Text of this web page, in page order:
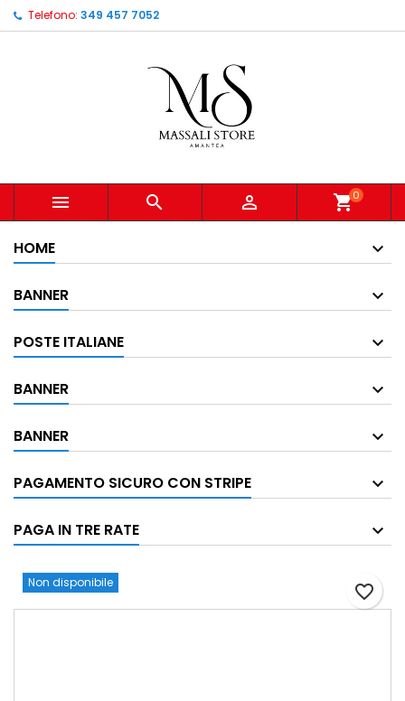
Telefono: 349 457 7052
   shopping_cart0
HOME
BANNER
POSTE ITALIANE
BANNER
BANNER
PAGAMENTO SICURO CON STRIPE
PAGA IN TRE RATE
favorite_border
Non disponibile